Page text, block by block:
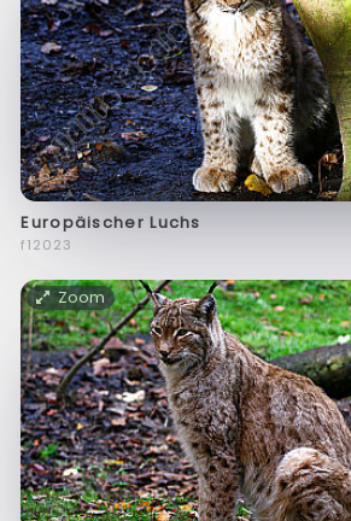
Europäischer Luchs
f12023
Zoom